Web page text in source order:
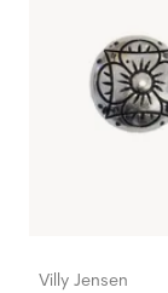
Villy Jensen